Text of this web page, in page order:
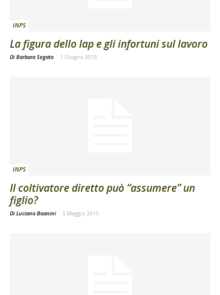
INPS
La figura dello Iap e gli infortuni sul lavoro
Di Barbara Segato - 1 Giugno 2015
INPS
Il coltivatore diretto può “assumere” un
figlio?
Di Luciano Boanini - 5 Maggio 2015